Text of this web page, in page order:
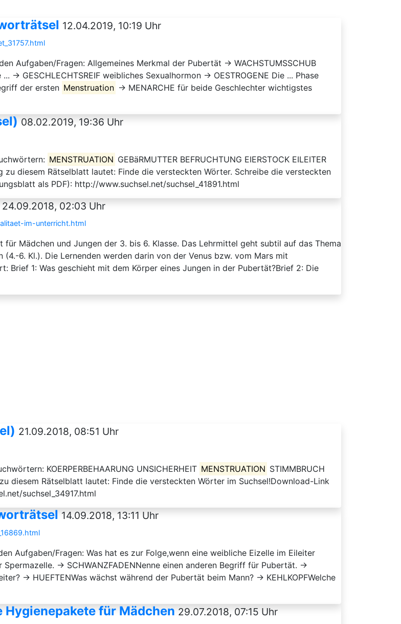
12.04.2019, 10:19 Uhr
Aufgaben/Fragen: Allgemeines Merkmal der Pubertät → WACHSTUMSSCHUB
→ GESCHLECHTSREIF weibliches Sexualhormon → OESTROGENE Die ... Phase
der ersten Menstruation → MENARCHE für beide Geschlechter wichtigstes
08.02.2019, 19:36 Uhr
MENSTRUATION GEBäRMUTTER BEFRUCHTUNG EIERSTOCK EILEITER
zu diesem Rätselblatt lautet: Finde die versteckten Wörter. Schreibe die versteckten
als PDF): http://www.suchsel.net/suchsel_41891.html
24.09.2018, 02:03 Uhr
im-unterricht.html
Mädchen und Jungen der 3. bis 6. Klasse. Das Lehrmittel geht subtil auf das Thema
6. Kl.). Die Lernenden werden darin von der Venus bzw. vom Mars mit
Brief 1: Was geschieht mit dem Körper eines Jungen in der Pubertät?Brief 2: Die
21.09.2018, 08:51 Uhr
KOERPERBEHAARUNG UNSICHERHEIT MENSTRUATION STIMMBRUCH
zu diesem Rätselblatt lautet: Finde die versteckten Wörter im Suchsel!Download-Link
suchsel_34917.html
14.09.2018, 13:11 Uhr
Aufgaben/Fragen: Was hat es zur Folge,wenn eine weibliche Eizelle im Eileiter
→ SCHWANZFADENNenne einen anderen Begriff für Pubertät. →
→ HUEFTENWas wächst während der Pubertät beim Mann? → KEHLKOPFWelche
für Mädchen 29.07.2018, 07:15 Uhr